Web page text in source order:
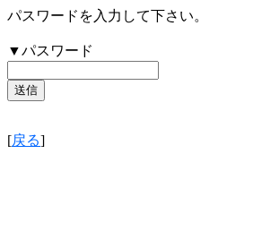
パスワードを入力して下さい。
▼パスワード
[戻る]